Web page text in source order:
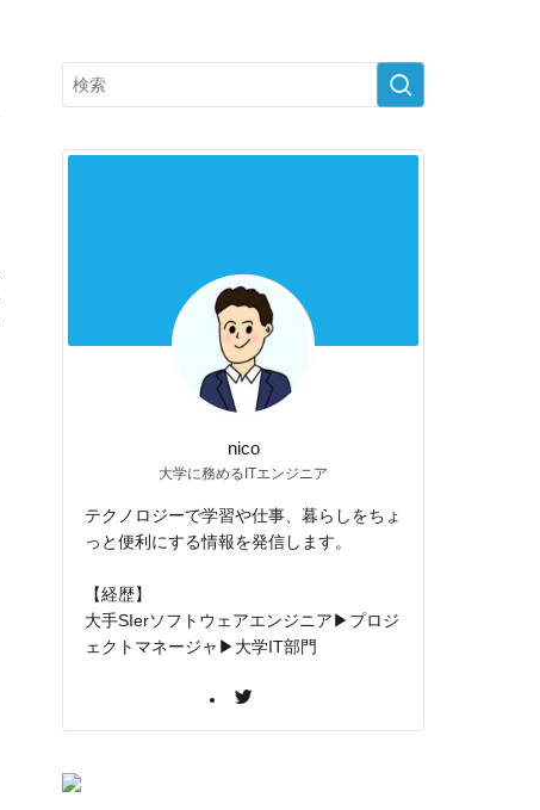
nico
大学に務めるITエンジニア
テクノロジーで学習や仕事、暮らしをちょ
っと便利にする情報を発信します。
【経歴】
大手SIerソフトウェアエンジニア▶プロジ
ェクトマネージャ▶大学IT部門